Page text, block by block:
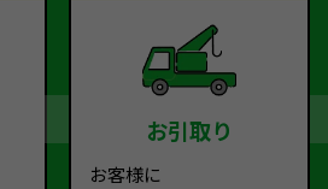
お引取り
お客様に